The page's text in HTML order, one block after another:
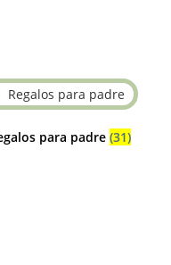
para padre (31)